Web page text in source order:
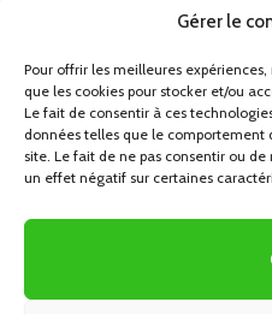
Gérer le
Pour offrir les meilleures
que les cookies pour stocker et/ou
Le fait de consentir à ces
données telles que le comportement
site. Le fait de ne pas consentir ou
un effet négatif sur certaines
la route
DÉCOUVREZ LA